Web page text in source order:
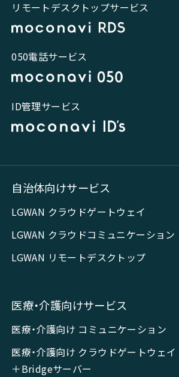
リモートデスクトップサービス
050電話サービス
ID管理サービス
自治体向けサービス
LGWAN クラウドゲートウェイ
LGWAN クラウドコミュニケーション
LGWAN リモートデスクトップ
医療・介護向けサービス
医療・介護向け コミュニケーション
医療・介護向け クラウドゲートウェイ
＋Bridgeサーバー